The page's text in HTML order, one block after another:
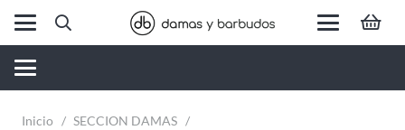
Inicio / SECCION DAMAS /